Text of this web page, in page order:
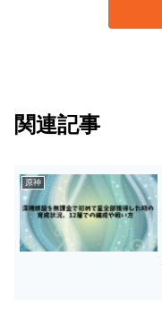
関連記事
原神